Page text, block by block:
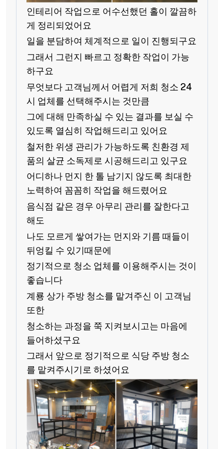
인테리어 작업으로 어수선했던 홀이 깔끔하
게 정리되었어요
일을 분담하여 체계적으로 일이 진행되구요
그래서 그런지 빠르고 정확한 작업이 가능
하구요
무엇보다 고객님께서 어렵게 저희 청소 24
시 업체를 선택해주시는 것만큼
그에 대해 만족하실 수 있는 결과를 보실 수
있도록 열심히 작업해드리고 있어요
철저한 위생 관리가 가능하도록 친환경 제
품의 살균 소독제로 시공해드리고 있구요
어디하나 먼지 한 톨 남기지 않도록 최대한
노력하여 꼼꼼히 작업을 해드렸어요
음식점 같은 경우 아무리 관리를 잘한다고
해도
나도 모르게 쌓여가는 먼지와 기름 때들이
뒤엉킬 수 있기때문에
정기적으로 청소 업체를 이용해주시는 것이
좋습니다
계룡 상가 주방 청소를 맡겨주신 이 고객님
또한
청소하는 과정을 쭉 지켜보시고는 마음에
들어하셨구요
그래서 앞으로 정기적으로 식당 주방 청소
를 맡켜주시기로 하셨어요